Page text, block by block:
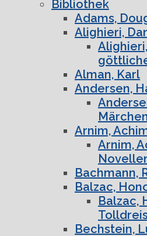
Bibliothek
Adams,
Alighieri,
Alman, Karl
Andersen,
Arnim,
Arnim,
Bachmann,
Balzac,
Balzac,
Bechstein,